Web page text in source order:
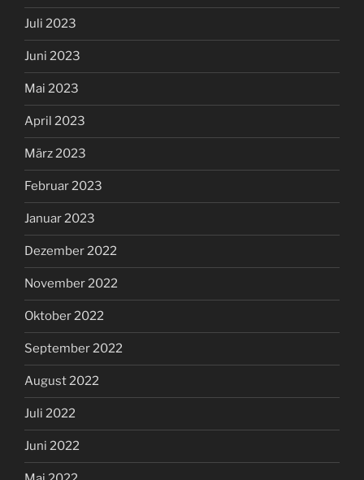
Juli 2023
Juni 2023
Mai 2023
April 2023
März 2023
Februar 2023
Januar 2023
Dezember 2022
November 2022
Oktober 2022
September 2022
August 2022
Juli 2022
Juni 2022